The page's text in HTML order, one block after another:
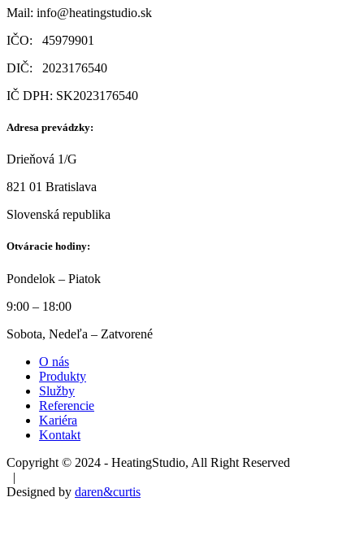
Mail: info@heatingstudio.sk
IČO: 45979901
DIČ: 2023176540
IČ DPH: SK2023176540
Adresa prevádzky:
Drieňová 1/G
821 01 Bratislava
Slovenská republika
Otváracie hodiny:
Pondelok – Piatok
9:00 – 18:00
Sobota, Nedeľa – Zatvorené
O nás
Produkty
Služby
Referencie
Kariéra
Kontakt
Copyright © 2024 - HeatingStudio, All Right Reserved
|
Designed by daren&curtis